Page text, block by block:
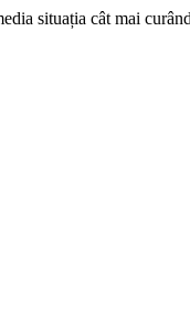
situația cât mai